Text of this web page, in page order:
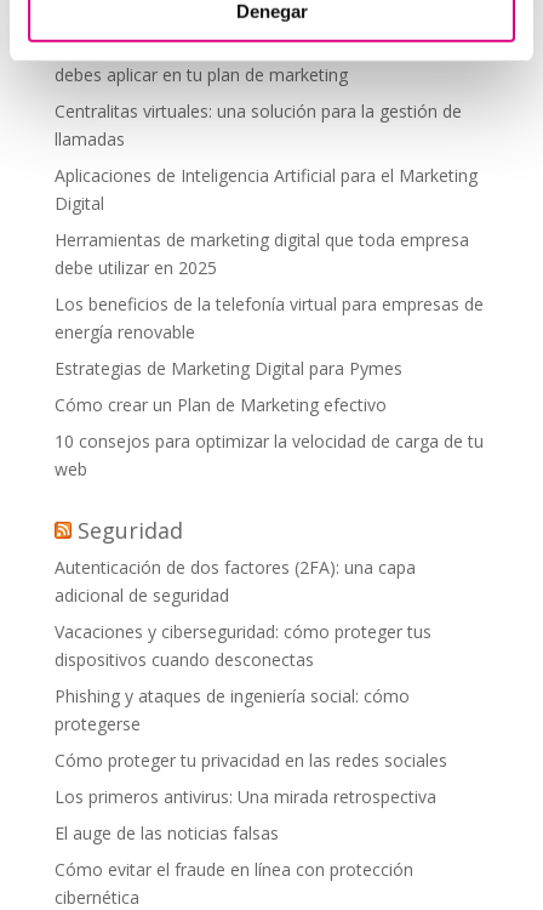
Denegar
Tendencias actuales en marketing y publicidad que
debes aplicar en tu plan de marketing
Centralitas virtuales: una solución para la gestión de
llamadas
Aplicaciones de Inteligencia Artificial para el Marketing
Digital
Herramientas de marketing digital que toda empresa
debe utilizar en 2025
Los beneficios de la telefonía virtual para empresas de
energía renovable
Estrategias de Marketing Digital para Pymes
Cómo crear un Plan de Marketing efectivo
10 consejos para optimizar la velocidad de carga de tu
web
Seguridad
Autenticación de dos factores (2FA): una capa
adicional de seguridad
Vacaciones y ciberseguridad: cómo proteger tus
dispositivos cuando desconectas
Phishing y ataques de ingeniería social: cómo
protegerse
Cómo proteger tu privacidad en las redes sociales
Los primeros antivirus: Una mirada retrospectiva
El auge de las noticias falsas
Cómo evitar el fraude en línea con protección
cibernética